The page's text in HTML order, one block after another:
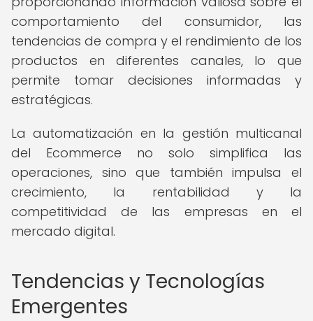
comportamiento del consumidor, las
tendencias de compra y el rendimiento de los
productos en diferentes canales, lo que
permite tomar decisiones informadas y
estratégicas.
La automatización en la gestión multicanal
del Ecommerce no solo simplifica las
operaciones, sino que también impulsa el
crecimiento, la rentabilidad y la
competitividad de las empresas en el
mercado digital.
Tendencias y Tecnologías
Emergentes